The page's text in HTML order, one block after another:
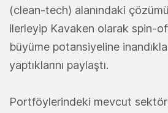
(clean-tech) alanındaki
ilerleyip Kavaken olarak spin-
büyüme potansiyeline
yaptıklarını paylaştı.
Portföylerindeki mevcut